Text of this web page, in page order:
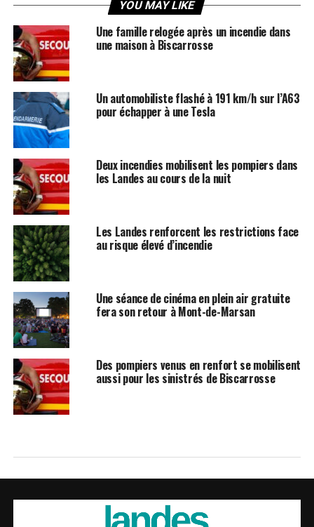
YOU MAY LIKE
Une famille relogée après un incendie dans
une maison à Biscarrosse
Un automobiliste flashé à 191 km/h sur l’A63
pour échapper à une Tesla
Deux incendies mobilisent les pompiers dans
les Landes au cours de la nuit
Les Landes renforcent les restrictions face
au risque élevé d’incendie
Une séance de cinéma en plein air gratuite
fera son retour à Mont-de-Marsan
Des pompiers venus en renfort se mobilisent
aussi pour les sinistrés de Biscarrosse